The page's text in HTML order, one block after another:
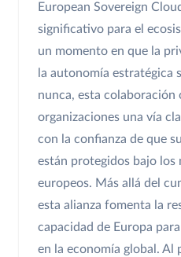
European Sovereign
significativo para el
un momento en que la
la autonomía estratégica
nunca, esta colaboración
organizaciones una vía
con la confianza de que
están protegidos bajo los
europeos. Más allá del
esta alianza fomenta la
capacidad de Europa
en la economía global. Al